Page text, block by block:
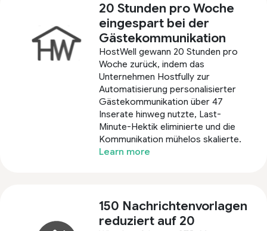
20 Stunden pro Woche
eingespart bei der
Gästekommunikation
HostWell gewann 20 Stunden pro
Woche zurück, indem das
Unternehmen Hostfully zur
Automatisierung personalisierter
Gästekommunikation über 47
Inserate hinweg nutzte, Last-
Minute-Hektik eliminierte und die
Kommunikation mühelos skalierte.
Learn more
150 Nachrichtenvorlagen
reduziert auf 20